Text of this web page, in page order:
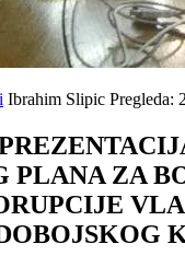
Ibrahim Slipic Pregleda:
PLANA ZA